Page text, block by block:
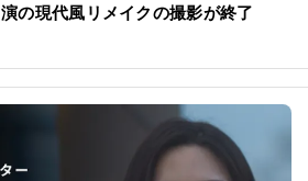
演の現代風リメイクの撮影が終了